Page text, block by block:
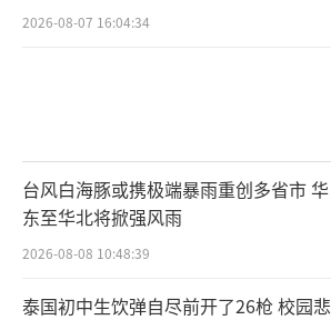
2026-08-07 16:04:34
台风白海豚或携极端暴雨重创多省市 华
东至华北将掀强风雨
2026-08-08 10:48:39
泰国初中生饮弹自尽前开了26枪 校园悲